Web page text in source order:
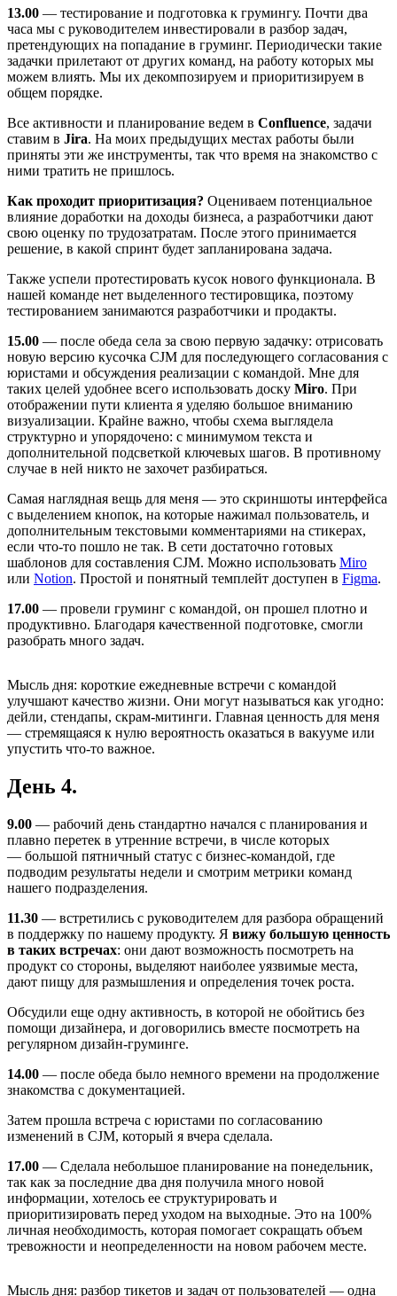
13.00 — тестирование и подготовка к грумингу. Почти два
часа мы с руководителем инвестировали в разбор задач,
претендующих на попадание в груминг. Периодически такие
задачки прилетают от других команд, на работу которых мы
можем влиять. Мы их декомпозируем и приоритизируем в
общем порядке.
Все активности и планирование ведем в Confluence, задачи
ставим в Jira. На моих предыдущих местах работы были
приняты эти же инструменты, так что время на знакомство с
ними тратить не пришлось.
Как проходит приоритизация? Оцениваем потенциальное
влияние доработки на доходы бизнеса, а разработчики дают
свою оценку по трудозатратам. После этого принимается
решение, в какой спринт будет запланирована задача.
Также успели протестировать кусок нового функционала. В
нашей команде нет выделенного тестировщика, поэтому
тестированием занимаются разработчики и продакты.
15.00 — после обеда села за свою первую задачку: отрисовать
новую версию кусочка CJM для последующего согласования с
юристами и обсуждения реализации с командой. Мне для
таких целей удобнее всего использовать доску Miro. При
отображении пути клиента я уделяю большое вниманию
визуализации. Крайне важно, чтобы схема выглядела
структурно и упорядочено: с минимумом текста и
дополнительной подсветкой ключевых шагов. В противному
случае в ней никто не захочет разбираться.
Самая наглядная вещь для меня — это скриншоты интерфейса
с выделением кнопок, на которые нажимал пользователь, и
дополнительным текстовыми комментариями на стикерах,
если что-то пошло не так. В сети достаточно готовых
шаблонов для составления CJM. Можно использовать Miro
или Notion. Простой и понятный темплейт доступен в Figma.
17.00 — провели груминг с командой, он прошел плотно и
продуктивно. Благодаря качественной подготовке, смогли
разобрать много задач.
Мысль дня: короткие ежедневные встречи с командой
улучшают качество жизни. Они могут называться как угодно:
дейли, стендапы, скрам-митинги. Главная ценность для меня
— стремящаяся к нулю вероятность оказаться в вакууме или
упустить что-то важное.
День 4.
9.00 — рабочий день стандартно начался с планирования и
плавно перетек в утренние встречи, в числе которых
— большой пятничный статус с бизнес-командой, где
подводим результаты недели и смотрим метрики команд
нашего подразделения.
11.30 — встретились с руководителем для разбора обращений
в поддержку по нашему продукту. Я вижу большую ценность
в таких встречах: они дают возможность посмотреть на
продукт со стороны, выделяют наиболее уязвимые места,
дают пищу для размышления и определения точек роста.
Обсудили еще одну активность, в которой не обойтись без
помощи дизайнера, и договорились вместе посмотреть на
регулярном дизайн-груминге.
14.00 — после обеда было немного времени на продолжение
знакомства с документацией.
Затем прошла встреча с юристами по согласованию
изменений в CJM, который я вчера сделала.
17.00 — Сделала небольшое планирование на понедельник,
так как за последние два дня получила много новой
информации, хотелось ее структурировать и
приоритизировать перед уходом на выходные. Это на 100%
личная необходимость, которая помогает сокращать объем
тревожности и неопределенности на новом рабочем месте.
Мысль дня: разбор тикетов и задач от пользователей — одна